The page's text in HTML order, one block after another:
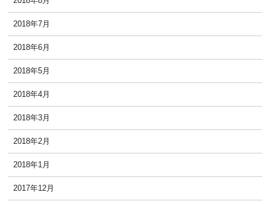
2018年7月
2018年6月
2018年5月
2018年4月
2018年3月
2018年2月
2018年1月
2017年12月